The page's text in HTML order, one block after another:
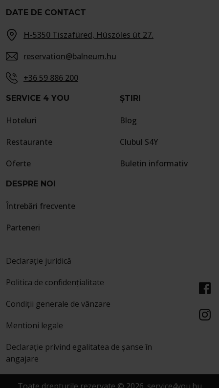
DATE DE CONTACT
H-5350 Tiszafüred, Húszöles út 27.
reservation@balneum.hu
+36 59 886 200
SERVICE 4 YOU
Hoteluri
Restaurante
Oferte
ȘTIRI
Blog
Clubul S4Y
Buletin informativ
DESPRE NOI
Întrebări frecvente
Parteneri
Declarație juridică
Politica de confidențialitate
Condiții generale de vânzare
Mentioni legale
Declarație privind egalitatea de șanse în
angajare